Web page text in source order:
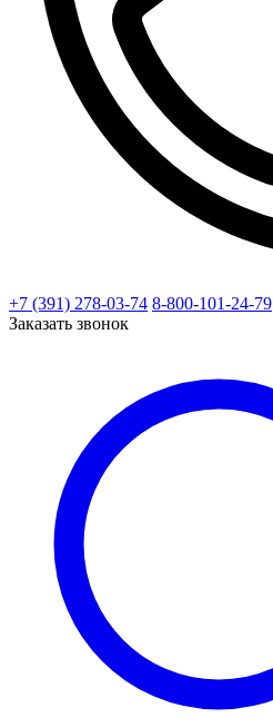
+7 (391) 278-03-74 8-800-101-24-79
Заказать звонок